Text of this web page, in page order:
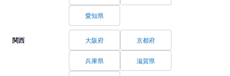
愛知県
関西 大阪府 京都府
兵庫県 滋賀県